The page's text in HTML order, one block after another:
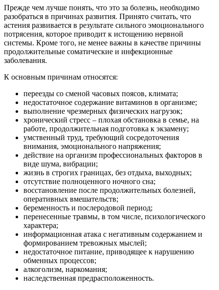
Прежде чем лучше понять, что это за болезнь, необходимо
разобраться в причинах развития. Принято считать, что
астения развивается в результате сильного эмоционального
потрясения, которое приводит к истощению нервной
системы. Кроме того, не менее важны в качестве причины
продолжительные соматические и инфекционные
заболевания.
К основным причинам относятся:
переезды со сменой часовых поясов, климата;
недостаточное содержание витаминов в организме;
выполнение чрезмерных физических нагрузок;
хронический стресс – плохая обстановка в семье, на
работе, продолжительная подготовка к экзамену;
умственный труд, требующий сосредоточения
внимания, эмоционального напряжения;
действие на организм профессиональных факторов в
виде шума, вибрации;
жизнь в строгих границах, без отдыха, выходных;
отсутствие полноценного ночного сна;
восстановление после продолжительных болезней,
оперативных вмешательств;
беременность и послеродовой период;
перенесенные травмы, в том числе, психологического
характера;
информационная атака с негативным содержанием и
формированием тревожных мыслей;
недостаточное питание, приводящее к нарушению
обменных процессов;
алкоголизм, наркомания;
наследственная предрасположенность.